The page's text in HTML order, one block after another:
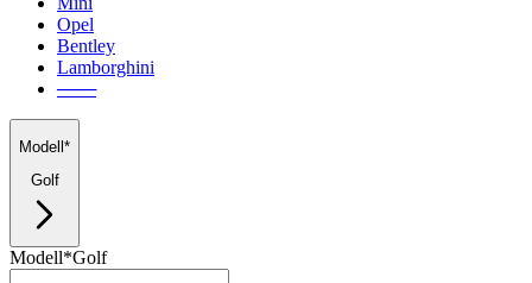
Opel
Bentley
Lamborghini
───
Modell*
Golf
Modell*Golf